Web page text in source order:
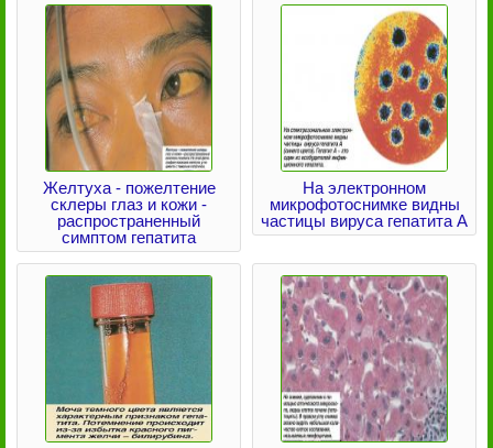
Желтуха - пожелтение
склеры глаз и кожи -
распространенный
симптом гепатита
На электронном
микрофотоснимке видны
частицы вируса гепатита А